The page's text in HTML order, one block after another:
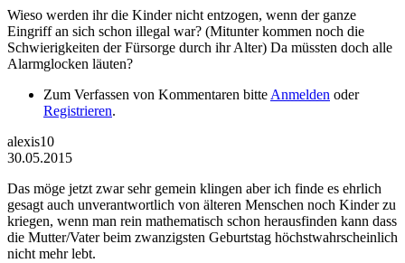
Wieso werden ihr die Kinder nicht entzogen, wenn der ganze
Eingriff an sich schon illegal war? (Mitunter kommen noch die
Schwierigkeiten der Fürsorge durch ihr Alter) Da müssten doch alle
Alarmglocken läuten?
Zum Verfassen von Kommentaren bitte Anmelden oder
Registrieren.
alexis10
30.05.2015
Das möge jetzt zwar sehr gemein klingen aber ich finde es ehrlich
gesagt auch unverantwortlich von älteren Menschen noch Kinder zu
kriegen, wenn man rein mathematisch schon herausfinden kann dass
die Mutter/Vater beim zwanzigsten Geburtstag höchstwahrscheinlich
nicht mehr lebt.